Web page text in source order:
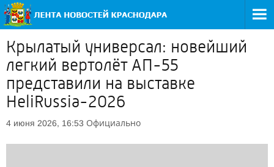
Крылатый универсал: новейший
легкий вертолёт АП-55
представили на выставке
HeliRussia-2026
4 июня 2026, 16:53 Официально